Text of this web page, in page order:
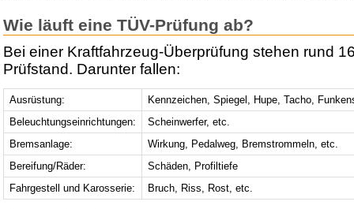
Wie läuft eine TÜV-Prüfung ab?
Bei einer Kraftfahrzeug-Überprüfung stehen rund
Prüfstand. Darunter fallen:
Ausrüstung:
Kennzeichen, Spiegel, Hupe, Tacho,
Beleuchtungseinrichtungen:
Scheinwerfer, etc.
Bremsanlage:
Wirkung, Pedalweg, Bremstrommeln, etc.
Bereifung/Räder:
Schäden, Profiltiefe
Fahrgestell und Karosserie:
Bruch, Riss, Rost, etc.